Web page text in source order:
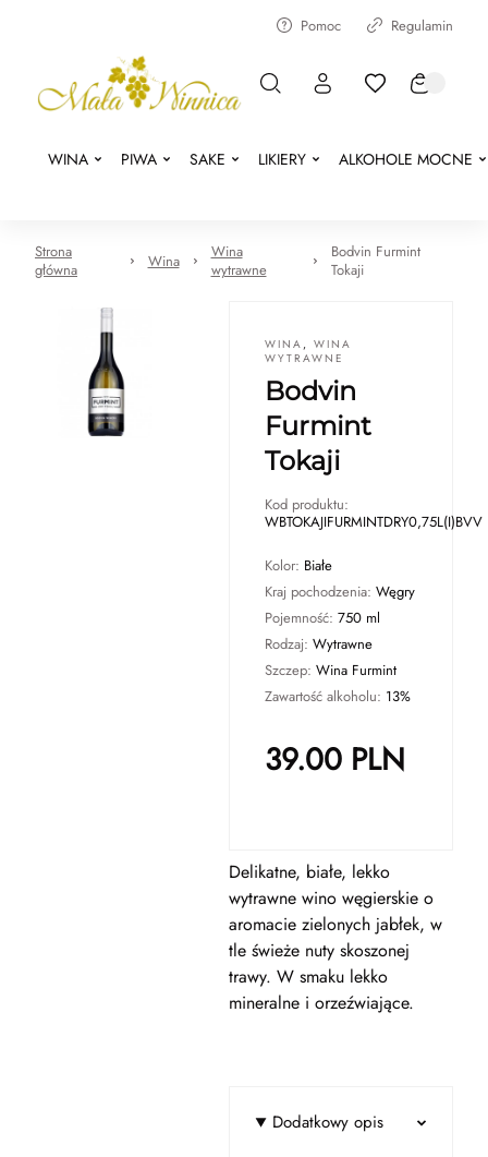
Pomoc Regulamin
WINA PIWA SAKE LIKIERY ALKOHOLE MOCNE
Strona
główna
Wina
Wina
wytrawne
Bodvin Furmint
Tokaji
WINA , WINA
WYTRAWNE
Bodvin
Furmint
Tokaji
Kod produktu:
WBTOKAJIFURMINTDRY0,75L(I)BVV
Kolor: Białe
Kraj pochodzenia: Węgry
Pojemność: 750 ml
Rodzaj: Wytrawne
Szczep: Wina Furmint
Zawartość alkoholu: 13%
39.00PLN
Delikatne, białe, lekko
wytrawne wino węgierskie o
aromacie zielonych jabłek, w
tle świeże nuty skoszonej
trawy. W smaku lekko
mineralne i orzeźwiające.
Dodatkowy opis